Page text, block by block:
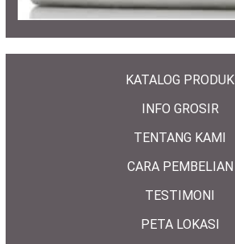
KATALOG PRODUK
INFO GROSIR
TENTANG KAMI
CARA PEMBELIAN
TESTIMONI
PETA LOKASI